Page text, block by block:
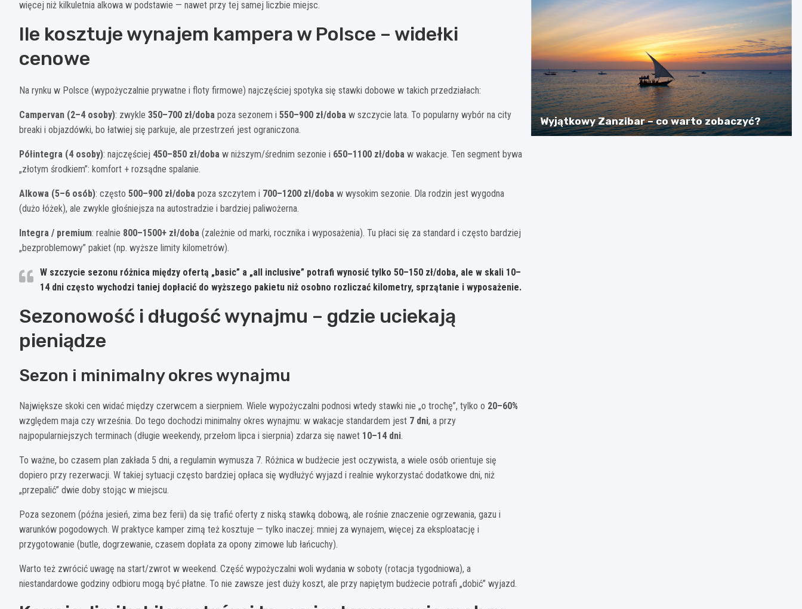
więcej niż kilkuletnia alkowa w podstawie — nawet przy tej samej liczbie miejsc.
Ile kosztuje wynajem kampera w Polsce – widełki
cenowe
Na rynku w Polsce (wypożyczalnie prywatne i floty firmowe) najczęściej spotyka się stawki dobowe w takich przedziałach:
Campervan (2–4 osoby): zwykle 350–700 zł/doba poza sezonem i 550–900 zł/doba w szczycie lata. To popularny wybór na city
breaki i objazdówki, bo łatwiej się parkuje, ale przestrzeń jest ograniczona.
Półintegra (4 osoby): najczęściej 450–850 zł/doba w niższym/średnim sezonie i 650–1100 zł/doba w wakacje. Ten segment bywa
„złotym środkiem”: komfort + rozsądne spalanie.
Alkowa (5–6 osób): często 500–900 zł/doba poza szczytem i 700–1200 zł/doba w wysokim sezonie. Dla rodzin jest wygodna
(dużo łóżek), ale zwykle głośniejsza na autostradzie i bardziej paliwożerna.
Integra / premium: realnie 800–1500+ zł/doba (zależnie od marki, rocznika i wyposażenia). Tu płaci się za standard i często bardziej
„bezproblemowy” pakiet (np. wyższe limity kilometrów).
W szczycie sezonu różnica między ofertą „basic” a „all inclusive” potrafi wynosić tylko 50–150 zł/doba, ale w skali 10–
14 dni często wychodzi taniej dopłacić do wyższego pakietu niż osobno rozliczać kilometry, sprzątanie i wyposażenie.
Sezonowość i długość wynajmu – gdzie uciekają
pieniądze
Sezon i minimalny okres wynajmu
Największe skoki cen widać między czerwcem a sierpniem. Wiele wypożyczalni podnosi wtedy stawki nie „o trochę”, tylko o 20–60%
względem maja czy września. Do tego dochodzi minimalny okres wynajmu: w wakacje standardem jest 7 dni, a przy
najpopularniejszych terminach (długie weekendy, przełom lipca i sierpnia) zdarza się nawet 10–14 dni.
To ważne, bo czasem plan zakłada 5 dni, a regulamin wymusza 7. Różnica w budżecie jest oczywista, a wiele osób orientuje się
dopiero przy rezerwacji. W takiej sytuacji często bardziej opłaca się wydłużyć wyjazd i realnie wykorzystać dodatkowe dni, niż
„przepalić” dwie doby stojąc w miejscu.
Poza sezonem (późna jesień, zima bez ferii) da się trafić oferty z niską stawką dobową, ale rośnie znaczenie ogrzewania, gazu i
warunków pogodowych. W praktyce kamper zimą też kosztuje — tylko inaczej: mniej za wynajem, więcej za eksploatację i
przygotowanie (butle, dogrzewanie, czasem dopłata za opony zimowe lub łańcuchy).
Warto też zwrócić uwagę na start/zwrot w weekend. Część wypożyczalni woli wydania w soboty (rotacja tygodniowa), a
niestandardowe godziny odbioru mogą być płatne. To nie zawsze jest duży koszt, ale przy napiętym budżecie potrafi „dobić” wyjazd.
Wyjątkowy Zanzibar – co warto zobaczyć?